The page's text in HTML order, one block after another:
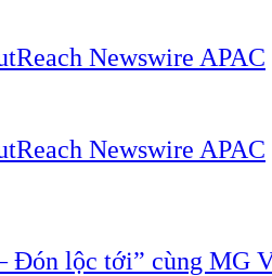
Newswire APAC
Newswire APAC
Đón lộc tới” cùng MG